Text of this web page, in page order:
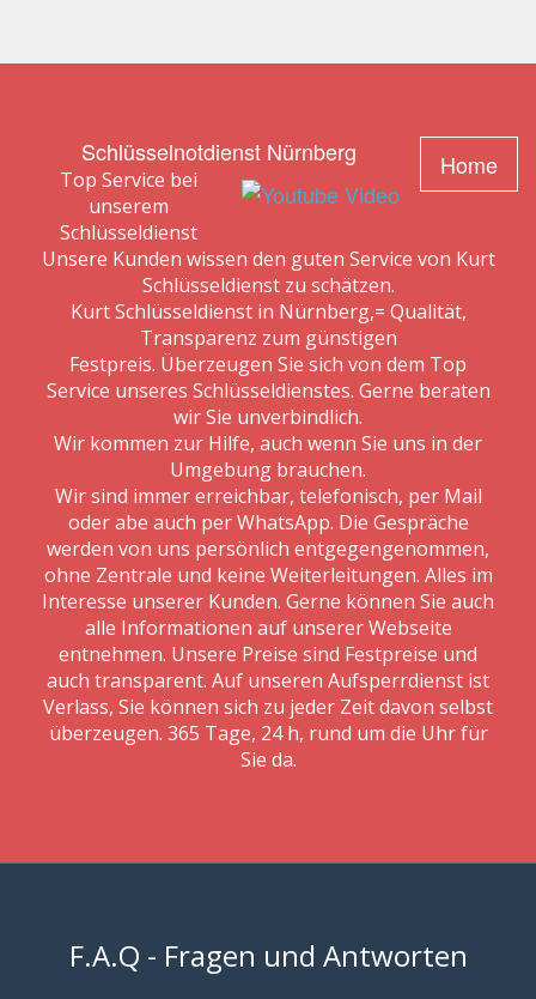
Home
Schlüsselnotdienst Nürnberg
Top Service bei
unserem
Schlüsseldienst
Unsere Kunden wissen den guten Service von Kurt
Schlüsseldienst zu schätzen.
Kurt Schlüsseldienst in Nürnberg,= Qualität,
Transparenz zum günstigen
Festpreis. Überzeugen Sie sich von dem Top
Service unseres Schlüsseldienstes. Gerne beraten
wir Sie unverbindlich.
Wir kommen zur Hilfe, auch wenn Sie uns in der
Umgebung brauchen.
Wir sind immer erreichbar, telefonisch, per Mail
oder abe auch per WhatsApp. Die Gespräche
werden von uns persönlich entgegengenommen,
ohne Zentrale und keine Weiterleitungen. Alles im
Interesse unserer Kunden. Gerne können Sie auch
alle Informationen auf unserer Webseite
entnehmen. Unsere Preise sind Festpreise und
auch transparent. Auf unseren Aufsperrdienst ist
Verlass, Sie können sich zu jeder Zeit davon selbst
überzeugen. 365 Tage, 24 h, rund um die Uhr für
Sie da.
F.A.Q - Fragen und Antworten